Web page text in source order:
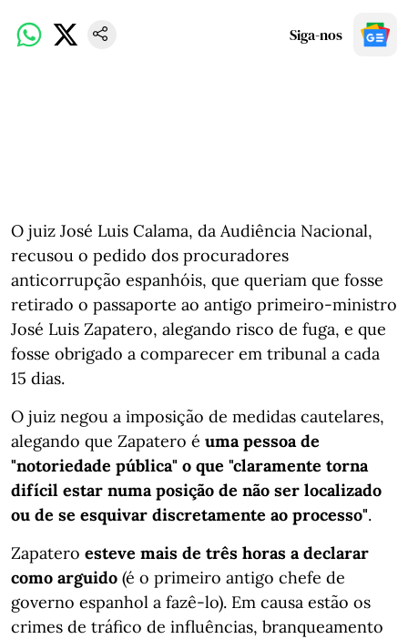
Siga-nos
O juiz José Luis Calama, da Audiência Nacional,
recusou o pedido dos procuradores
anticorrupção espanhóis, que queriam que fosse
retirado o passaporte ao antigo primeiro-ministro
José Luis Zapatero, alegando risco de fuga, e que
fosse obrigado a comparecer em tribunal a cada
15 dias.
O juiz negou a imposição de medidas cautelares,
alegando que Zapatero é uma pessoa de
"notoriedade pública" o que "claramente torna
difícil estar numa posição de não ser localizado
ou de se esquivar discretamente ao processo".
Zapatero esteve mais de três horas a declarar
como arguido (é o primeiro antigo chefe de
governo espanhol a fazê-lo). Em causa estão os
crimes de tráfico de influências, branqueamento